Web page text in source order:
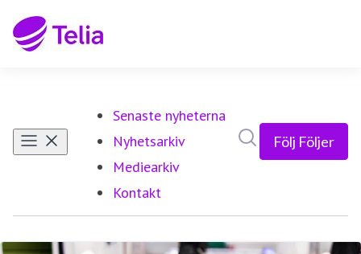
Senaste nyheterna
Nyhetsarkiv
Mediearkiv
Kontakt
Följ Följer